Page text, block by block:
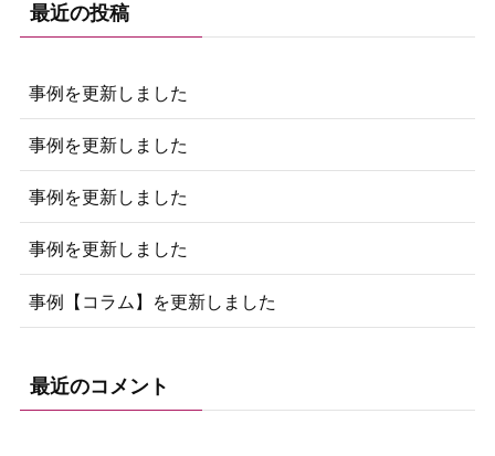
最近の投稿
事例を更新しました
事例を更新しました
事例を更新しました
事例を更新しました
事例【コラム】を更新しました
最近のコメント